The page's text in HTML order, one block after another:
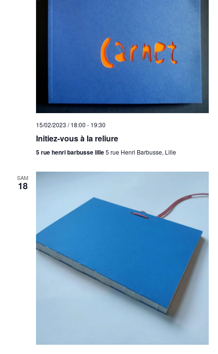
vues
15/02/2023 / 18:00 - 19:30
Initiez-vous à la reliure
5 rue henri barbusse lille5 rue Henri Barbusse, Lille
SAM
18